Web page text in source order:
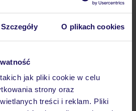
Szczegóły O plikach cookies
jak pliki cookie w celu
strony oraz
treści i reklam. Pliki